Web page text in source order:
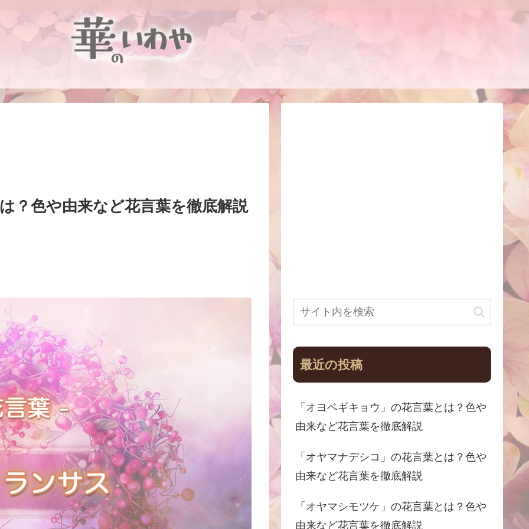
？色や由来など花言葉を徹底解説
最近の投稿
「オヨベギキョウ」の花言葉とは？色や
由来など花言葉を徹底解説
「オヤマナデシコ」の花言葉とは？色や
由来など花言葉を徹底解説
「オヤマシモツケ」の花言葉とは？色や
由来など花言葉を徹底解説